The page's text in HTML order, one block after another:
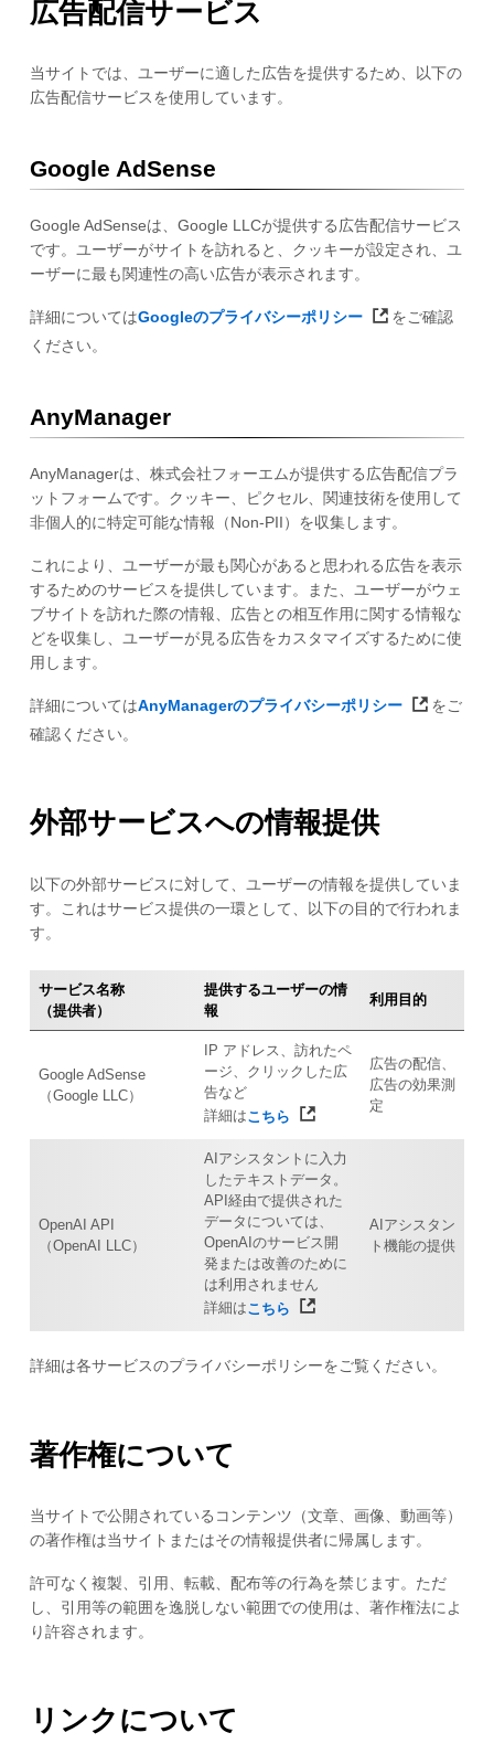
広告配信サービス
当サイトでは、ユーザーに適した広告を提供するため、以下の
広告配信サービスを使用しています。
Google AdSense
Google AdSenseは、Google LLCが提供する広告配信サービス
です。ユーザーがサイトを訪れると、クッキーが設定され、ユ
ーザーに最も関連性の高い広告が表示されます。
詳細についてはGoogleのプライバシーポリシー
をご確認
ください。
AnyManager
AnyManagerは、株式会社フォーエムが提供する広告配信プラ
ットフォームです。クッキー、ピクセル、関連技術を使用して
非個人的に特定可能な情報（Non-PII）を収集します。
これにより、ユーザーが最も関心があると思われる広告を表示
するためのサービスを提供しています。また、ユーザーがウェ
ブサイトを訪れた際の情報、広告との相互作用に関する情報な
どを収集し、ユーザーが見る広告をカスタマイズするために使
用します。
詳細についてはAnyManagerのプライバシーポリシー
をご
確認ください。
外部サービスへの情報提供
以下の外部サービスに対して、ユーザーの情報を提供していま
す。これはサービス提供の一環として、以下の目的で行われま
す。
サービス名称
（提供者）
提供するユーザーの情
報
利用目的
Google AdSense
（Google LLC）
IP アドレス、訪れたペ
ージ、クリックした広
告など
詳細はこちら
広告の配信、
広告の効果測
定
OpenAI API
（OpenAI LLC）
AIアシスタントに入力
したテキストデータ。
API経由で提供された
データについては、
OpenAIのサービス開
発または改善のために
は利用されません
詳細はこちら
AIアシスタン
ト機能の提供
詳細は各サービスのプライバシーポリシーをご覧ください。
著作権について
当サイトで公開されているコンテンツ（文章、画像、動画等）
の著作権は当サイトまたはその情報提供者に帰属します。
許可なく複製、引用、転載、配布等の行為を禁じます。ただ
し、引用等の範囲を逸脱しない範囲での使用は、著作権法によ
り許容されます。
リンクについて